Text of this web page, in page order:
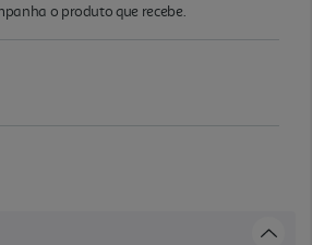
o produto que recebe.